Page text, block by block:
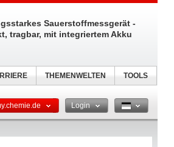
Login
Sauerstoffmessgerät -
tragbar, mit integriertem Akku
THEMENWELTEN TOOLS